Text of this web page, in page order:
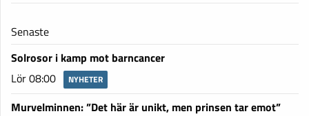
Senaste
Solrosor i kamp mot barncancer
Lör 08:00
NYHETER
Murvelminnen: ”Det här är unikt, men prinsen tar emot”